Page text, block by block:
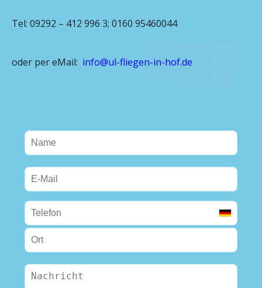
Tel: 09292 – 412 996 3; 0160 95460044
oder per eMail: info@ul-fliegen-in-hof.de